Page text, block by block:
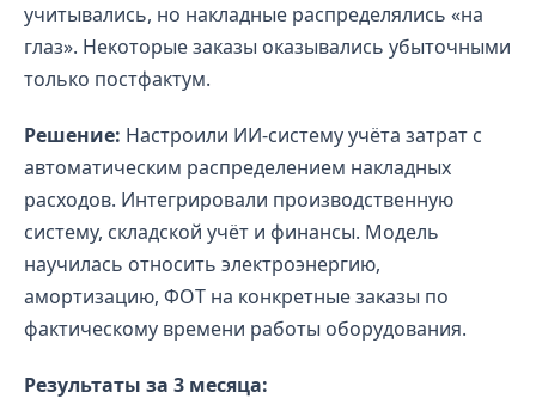
учитывались, но накладные распределялись «на
глаз». Некоторые заказы оказывались убыточными
только постфактум.
Решение: Настроили ИИ-систему учёта затрат с
автоматическим распределением накладных
расходов. Интегрировали производственную
систему, складской учёт и финансы. Модель
научилась относить электроэнергию,
амортизацию, ФОТ на конкретные заказы по
фактическому времени работы оборудования.
Результаты за 3 месяца: